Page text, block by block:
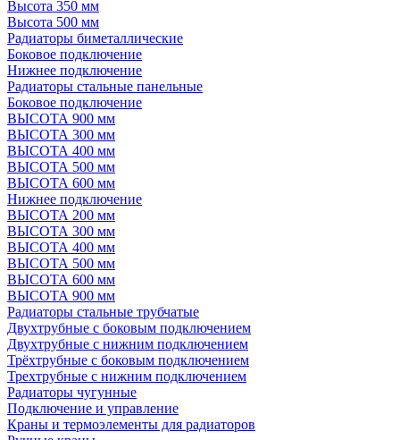
Высота 350 мм
Высота 500 мм
Радиаторы биметаллические
Боковое подключение
Нижнее подключение
Радиаторы стальные панельные
Боковое подключение
ВЫСОТА 900 мм
ВЫСОТА 300 мм
ВЫСОТА 400 мм
ВЫСОТА 500 мм
ВЫСОТА 600 мм
Нижнее подключение
ВЫСОТА 200 мм
ВЫСОТА 300 мм
ВЫСОТА 400 мм
ВЫСОТА 500 мм
ВЫСОТА 600 мм
ВЫСОТА 900 мм
Радиаторы стальные трубчатые
Двухтрубные с боковым подключением
Двухтрубные с нижним подключением
Трёхтрубные с боковым подключением
Трехтрубные с нижним подключением
Радиаторы чугунные
Подключение и управление
Краны и термоэлементы для радиаторов